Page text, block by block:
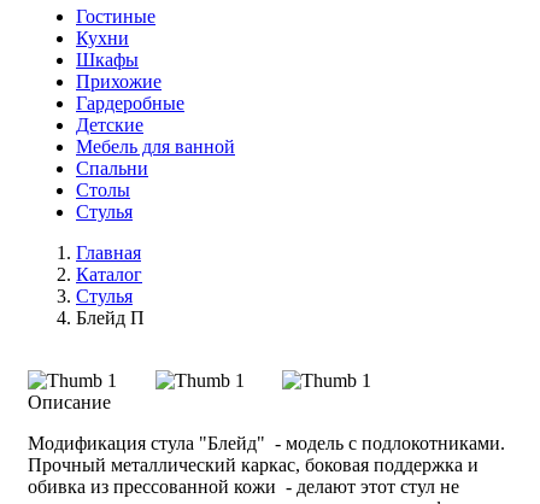
Гостиные
Кухни
Шкафы
Прихожие
Гардеробные
Детские
Мебель для ванной
Спальни
Столы
Стулья
Главная
Каталог
Стулья
Блейд П
Описание
Модификация стула "Блейд" - модель с подлокотниками.
Прочный металлический каркас, боковая поддержка и
обивка из прессованной кожи - делают этот стул не